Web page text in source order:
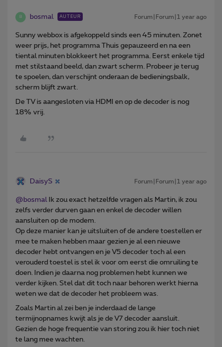
B bosmal AUTEUR Forum|Forum|1 year ago
Sunny webbox is afgekoppeld sinds een 45 minuten. Zonet
weer prijs, het programma Thuis gepauzeerd en na een
tiental minuten blokkeert het programma. Eerst enkele tijd
met stilstaand beeld, dan zwart scherm. Probeer je terug
te spoelen, dan verschijnt onderaan de bedieningsbalk,
scherm blijft zwart.
De TV is aangesloten via HDMI en op de decoder is nog
18% vrij.
DaisyS Forum|Forum|1 year ago
@bosmal Ik zou exact hetzelfde vragen als Martin, ik zou
zelfs verder durven gaan en enkel de decoder willen
aansluiten op de modem.
Op deze manier kan je uitsluiten of de andere toestellen er
mee te maken hebben maar gezien je al een nieuwe
decoder hebt ontvangen en je V5 decoder toch al een
verouderd toestel is stel ik voor om eerst die omruiling te
doen. Indien je daarna nog problemen hebt kunnen we
verder kijken. Stel dat dit toch naar behoren werkt hierna
weten we dat de decoder het probleem was.
Zoals Martin al zei ben je inderdaad de lange
termijnopnames kwijt als je de V7 decoder aansluit.
Gezien de hoge frequentie van storing zou ik hier toch niet
te lang mee wachten.